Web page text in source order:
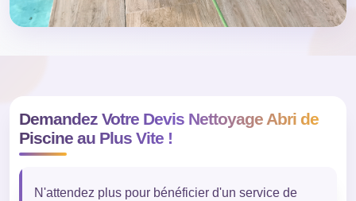
Demandez Votre Devis Nettoyage Abri de
Piscine au Plus Vite !
N'attendez plus pour bénéficier d'un service de